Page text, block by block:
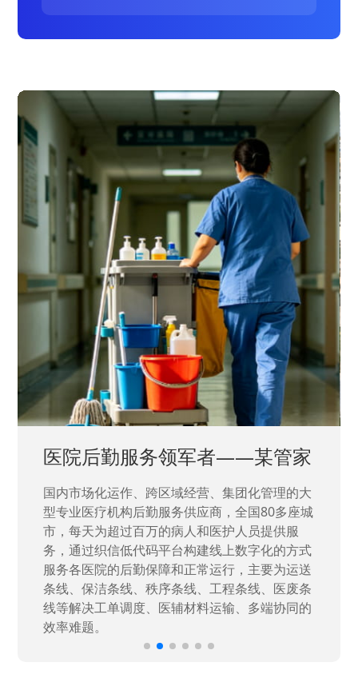
中国兵器工业集团——银光化学
国家“一五”期间156个重点项目之一。属于国家
高新技术企业，在信息化升级建设中，存在大
量“小、散、碎”的信息化需求，需要投入大量人
力资源进行开发，通过引入织信低代码平台，解
决当下遇到的各类业务难题，提升整体的IT研发
效率。